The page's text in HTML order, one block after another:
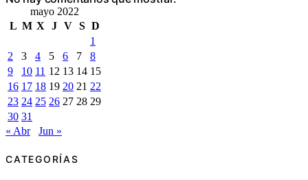
mayo 2022
L M X J V S D
1
2
3 4 5 6 7
8
9
10 11 12 13 14 15
16 17 18 19 20 21 22
23 24 25 26 27 28 29
30 31
« Abr
Jun »
CATEGORÍAS